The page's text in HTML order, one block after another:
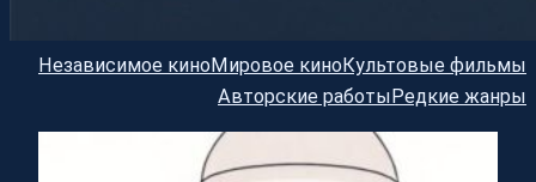
Независимое киноМировое киноКультовые фильмы
Авторские работыРедкие жанры